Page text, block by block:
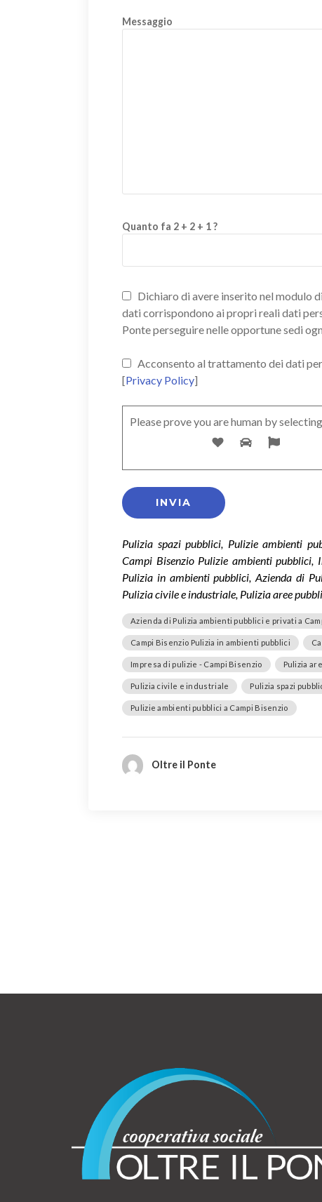
Messaggio
Quanto fa 2 + 2 + 1 ?
Dichiaro di avere inserito nel modulo
dati corrispondono ai propri reali dati
Ponte perseguire nelle opportune sedi
Acconsento al trattamento dei dati
[Privacy Policy]
Please prove you are human by
Pulizia spazi pubblici, Pulizie ambienti
Campi Bisenzio Pulizie ambienti pubblici,
Pulizia in ambienti pubblici, Azienda di
Pulizia civile e industriale, Pulizia aree
Azienda di Pulizia ambienti pubblici e privati a
Campi Bisenzio Pulizia in ambienti pubblici
Impresa di pulizie - Campi Bisenzio Pulizia
Pulizia civile e industriale Pulizia spazi
Pulizie ambienti pubblici a Campi Bisenzio
Oltre il Ponte